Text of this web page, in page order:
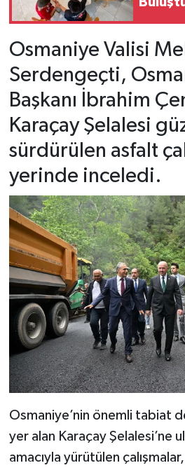
Osmaniye Valisi
Serdengeçti,
Başkanı İbrahim
Karaçay Şelalesi
sürdürülen asfalt
yerinde inceledi.
Osmaniye’nin önemli tabiat
yer alan Karaçay Şelalesi’ne
amacıyla yürütülen